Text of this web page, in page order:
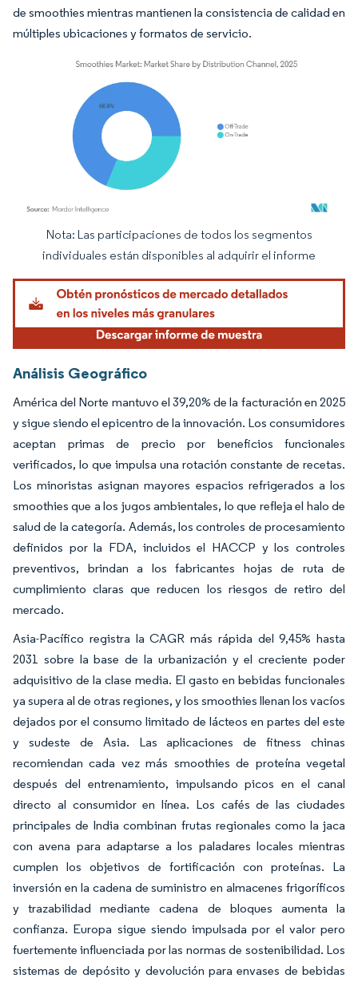
de smoothies mientras mantienen la consistencia de calidad en
múltiples ubicaciones y formatos de servicio.
Imagen © Mordor Intelligence. El uso requiere atribución según CC BY 4.0.
Nota: Las participaciones de todos los segmentos
individuales están disponibles al adquirir el informe
Análisis Geográfico
América del Norte mantuvo el 39,20% de la facturación en 2025
y sigue siendo el epicentro de la innovación. Los consumidores
aceptan primas de precio por beneficios funcionales
verificados, lo que impulsa una rotación constante de recetas.
Los minoristas asignan mayores espacios refrigerados a los
smoothies que a los jugos ambientales, lo que refleja el halo de
salud de la categoría. Además, los controles de procesamiento
definidos por la FDA, incluidos el HACCP y los controles
preventivos, brindan a los fabricantes hojas de ruta de
cumplimiento claras que reducen los riesgos de retiro del
mercado.
Asia-Pacífico registra la CAGR más rápida del 9,45% hasta
2031 sobre la base de la urbanización y el creciente poder
adquisitivo de la clase media. El gasto en bebidas funcionales
ya supera al de otras regiones, y los smoothies llenan los vacíos
dejados por el consumo limitado de lácteos en partes del este
y sudeste de Asia. Las aplicaciones de fitness chinas
recomiendan cada vez más smoothies de proteína vegetal
después del entrenamiento, impulsando picos en el canal
directo al consumidor en línea. Los cafés de las ciudades
principales de India combinan frutas regionales como la jaca
con avena para adaptarse a los paladares locales mientras
cumplen los objetivos de fortificación con proteínas. La
inversión en la cadena de suministro en almacenes frigoríficos
y trazabilidad mediante cadena de bloques aumenta la
confianza. Europa sigue siendo impulsada por el valor pero
fuertemente influenciada por las normas de sostenibilidad. Los
sistemas de depósito y devolución para envases de bebidas